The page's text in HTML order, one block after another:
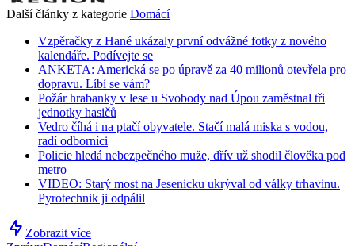
Další články z kategorie Domácí
Vzpěračky z Hané ukázaly první odvážné fotky z nového
kalendáře. Podívejte se
ANKETA: Americká se po úpravě za 40 milionů otevřela pro
dopravu. Líbí se vám?
Požár hrabanky v lese u Svobody nad Úpou zaměstnal tři
jednotky hasičů
Vedro číhá i na ptačí obyvatele. Stačí malá miska s vodou,
radí odborníci
Policie hledá nebezpečného muže, dřív už shodil člověka pod
metro
VIDEO: Starý most na Jesenicku ukrýval od války trhavinu.
Pyrotechnik ji odpálil
Zobrazit více